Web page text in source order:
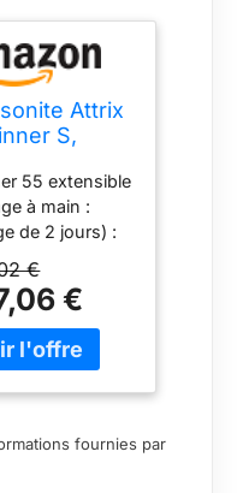
Attrix
S,
55
44 L,
en Acier
55 extensible
à main :
de 2 jours) :
2,1 kg
en Europe;
sont
à partir du
très
€
€
fournies par